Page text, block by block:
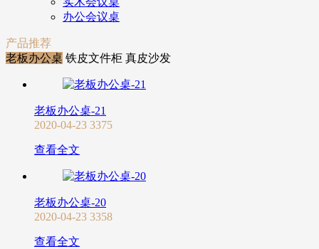
办公会议桌
产品推荐
老板办公桌 铁皮文件柜 真皮沙发
老板办公桌-21
2020-04-23 3375
查看全文
老板办公桌-20
2020-04-23 3358
查看全文